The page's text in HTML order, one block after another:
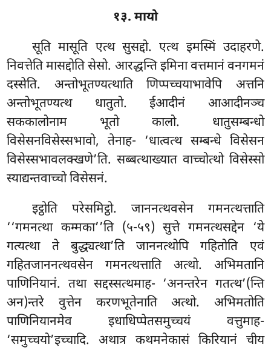
१३. मायो
सूति मासूति एत्थ सुसद्दो. एत्थ इमस्मिं उदाहरणे.
निवत्तेति मासद्दोति सेसो. आरद्धन्ति इमिना वत्तमानं वनगमनं
दस्सेति. अन्तोभूतण्यत्थाति णिप्पच्चयाभावेपि अत्तनि
अन्तोभूतण्यत्थ धातुतो. ईआदीनं आआदीनञ्च
सककालोनाम भूतो कालो. धातुसम्बन्धो
विसेसनविसेस्सभावो, तेनाह- ‘धात्वत्थ सम्बन्धे विसेसन
विसेस्सभावलक्खणे’ति. सब्बत्थाख्यात वाच्चोत्थो विसेस्सो
स्याद्यन्तवाच्चो विसेसनं.
इट्ठोति परेसमिट्ठो. जाननत्थवसेन गमनत्थत्ताति
‘‘गमनत्था कम्मका’’ति (५-५९) सुत्ते गमनत्थसद्देन ‘ये
गत्यत्था ते बुद्ध्यत्था’ति जाननत्थोपि गहितोति एवं
गहितजाननत्थवसेन गमनत्थत्ताति अत्थो. अभिमतानि
पाणिनियानं. तथा सद्दस्सत्थमाह- ‘अनन्तरेन गतत्थ’(न्ति
अन)न्तरे वुत्तेन करणभूतेनाति अत्थो. अभिमतोति
पाणिनियानमेव इधाधिप्पेतसमुच्चयं वत्तुमाह-
‘समुच्चयो’इच्चादि. अथात्र कथमनेकासं किरियानं चीय